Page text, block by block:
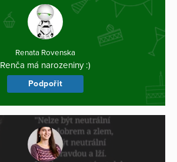
Renata Rovenska
Renča má narozeniny :)
Podpořit